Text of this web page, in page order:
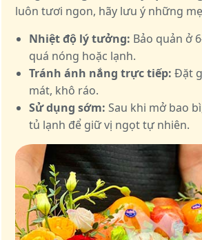
luôn tươi ngon, hãy lưu ý những
Nhiệt độ lý tưởng: Bảo quản ở
quá nóng hoặc lạnh.
Tránh ánh nắng trực tiếp: Đặt
mát, khô ráo.
Sử dụng sớm: Sau khi mở bao
tủ lạnh để giữ vị ngọt tự nhiên.